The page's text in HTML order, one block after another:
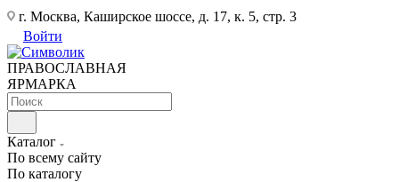
г. Москва, Каширское шоссе, д. 17, к. 5, стр. 3
Войти
ПРАВОСЛАВНАЯ
ЯРМАРКА
Каталог
По всему сайту
По каталогу